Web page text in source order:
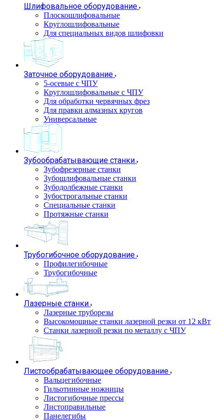
Шлифовальное оборудование
Плоскошлифовальные
Круглошлифовальные
Для специальных видов шлифовки
Заточное оборудование
5-осевые с ЧПУ
Круглошлифовальные с ЧПУ
Для обработки червячных фрез
Для правки алмазных кругов
Универсальные
Зубообрабатывающие станки
Зубофрезерные станки
Зубошлифовальные станки
Зубодолбежные станки
Зубострогальные станки
Специальные станки
Протяжные станки
Трубогибочное оборудование
Профилегибочные
Трубогибочные
Лазерные станки
Лазерные труборезы
Высокомощные станки лазерной резки от 12 кВт
Станки лазерной резки по металлу с ЧПУ
Листообрабатывающее оборудование
Вальцегибочные
Гильотинные ножницы
Листогибочные прессы
Листоправильные
Панелегибы